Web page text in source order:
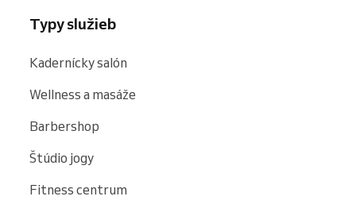
Typy služieb
Kadernícky salón
Wellness a masáže
Barbershop
Štúdio jogy
Fitness centrum